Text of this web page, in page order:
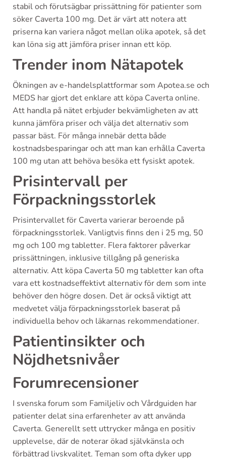
stabil och förutsägbar prissättning för patienter som
söker Caverta 100 mg. Det är värt att notera att
priserna kan variera något mellan olika apotek, så det
kan löna sig att jämföra priser innan ett köp.
Trender inom Nätapotek
Ökningen av e-handelsplattformar som Apotea.se och
MEDS har gjort det enklare att köpa Caverta online.
Att handla på nätet erbjuder bekvämligheten av att
kunna jämföra priser och välja det alternativ som
passar bäst. För många innebär detta både
kostnadsbesparingar och att man kan erhålla Caverta
100 mg utan att behöva besöka ett fysiskt apotek.
Prisintervall per
Förpackningsstorlek
Prisintervallet för Caverta varierar beroende på
förpackningsstorlek. Vanligtvis finns den i 25 mg, 50
mg och 100 mg tabletter. Flera faktorer påverkar
prissättningen, inklusive tillgång på generiska
alternativ. Att köpa Caverta 50 mg tabletter kan ofta
vara ett kostnadseffektivt alternativ för dem som inte
behöver den högre dosen. Det är också viktigt att
medvetet välja förpackningsstorlek baserat på
individuella behov och läkarnas rekommendationer.
Patientinsikter och
Nöjdhetsnivåer
Forumrecensioner
I svenska forum som Familjeliv och Vårdguiden har
patienter delat sina erfarenheter av att använda
Caverta. Generellt sett uttrycker många en positiv
upplevelse, där de noterar ökad självkänsla och
förbättrad livskvalitet. Teman som ofta dyker upp